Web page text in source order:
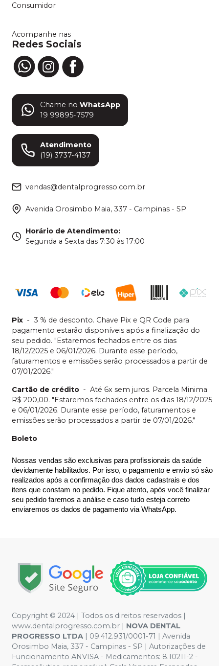
Consumidor
Acompanhe nas
Redes Sociais
Chame no WhatsApp
19 99895-7579
Atendimento
(19) 3737-4137
vendas@dentalprogresso.com.br
Avenida Orosimbo Maia, 337 - Campinas - SP
Horário de Atendimento:
Segunda a Sexta das 7:30 às 17:00
Pix - 3 % de desconto. Chave Pix e QR Code para
pagamento estarão disponíveis após a finalização do
seu pedido. "Estaremos fechados entre os dias
18/12/2025 e 06/01/2026. Durante esse período,
faturamentos e emissões serão processados a partir de
07/01/2026."
Cartão de crédito - Até 6x sem juros. Parcela Minima
R$ 200,00. "Estaremos fechados entre os dias 18/12/2025
e 06/01/2026. Durante esse período, faturamentos e
emissões serão processados a partir de 07/01/2026."
Boleto
Nossas vendas são exclusivas para profissionais da saúde
devidamente habilitados. Por isso, o pagamento e envio só são
realizados após a confirmação dos dados cadastrais e dos
itens que constam no pedido. Fique atento, após você finalizar
seu pedido faremos a análise e caso tudo esteja correto
enviaremos os dados de pagamento via WhatsApp.
Copyright © 2024 | Todos os direitos reservados |
www.dentalprogresso.com.br | NOVA DENTAL
PROGRESSO LTDA | 09.412.931/0001-71 | Avenida
Orosimbo Maia, 337 - Campinas - SP | Autorizações de
Funcionamento ANVISA - Medicamentos: 8.10211-2 -